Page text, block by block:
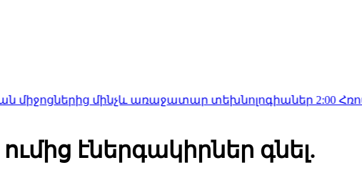
մինչև առաջատար տեխնոլոգիաներ2:00Հռոմում
էներգակիրներ գնել.